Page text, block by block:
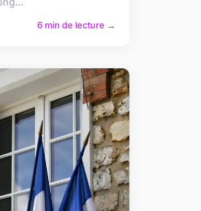
6 min de lecture →